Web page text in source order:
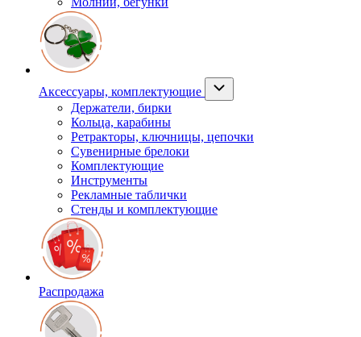
Аксессуары, комплектующие
Держатели, бирки
Кольца, карабины
Ретракторы, ключницы, цепочки
Сувенирные брелоки
Комплектующие
Инструменты
Рекламные таблички
Стенды и комплектующие
Распродажа